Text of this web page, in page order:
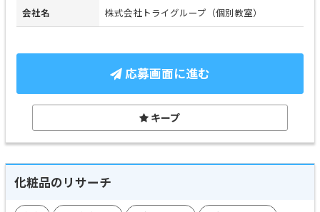
会社名 株式会社トライグループ（個別教室）
応募画面に進む
キープ
化粧品のリサーチ